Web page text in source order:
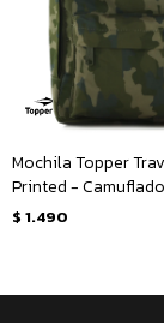
Mochila Topper
Printed -
$ 1.490